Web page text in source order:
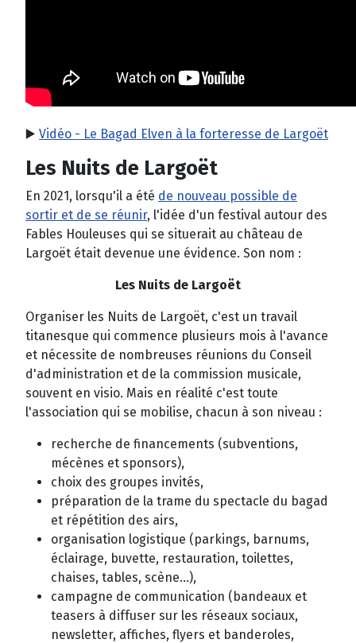
▶️ Vidéo - Le Bagad Elven à la forteresse de Largoët
Les Nuits de Largoët
En 2021, lorsqu'il a été de nouveau possible de
sortir et de se réunir, l'idée d'un festival autour des
Fables Houleuses qui se situerait au château de
Largoët était devenue une évidence. Son nom :
Les Nuits de Largoët
Organiser les Nuits de Largoët, c'est un travail
titanesque qui commence plusieurs mois à l'avance
et nécessite de nombreuses réunions du Conseil
d'administration et de la commission musicale,
souvent en visio. Mais en réalité c'est toute
l'association qui se mobilise, chacun à son niveau :
recherche de financements (subventions,
mécènes et sponsors),
choix des groupes invités,
préparation de la trame du spectacle du bagad
et répétition des airs,
organisation logistique (parkings, barnums,
éclairage, buvette, restauration, toilettes,
chaises, tables, scène...),
campagne de communication (bandeaux et
teasers à diffuser sur les réseaux sociaux,
newsletter, affiches, flyers et banderoles,